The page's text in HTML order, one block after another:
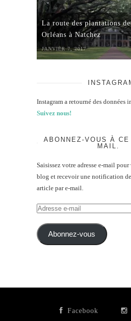
La route des plantations
Orléans à Natchez
JANVIER 7, 2017
Instagram a retourné des données
Suivez nous!
ABONNEZ-VOUS À
MAIL.
Saisissez votre adresse e-mail
blog et recevoir une notification
article par e-mail.
Adresse
mail Abonnez-vous
Facebook